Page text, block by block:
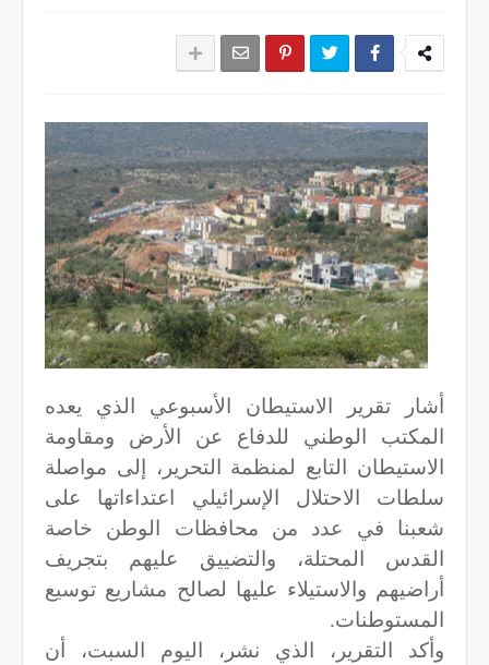
أشار تقرير الاستيطان الأسبوعي الذي يعده
المكتب الوطني للدفاع عن الأرض ومقاومة
الاستيطان التابع لمنظمة التحرير، إلى مواصلة
سلطات الاحتلال الإسرائيلي اعتداءاتها على
شعبنا في عدد من محافظات الوطن خاصة
القدس المحتلة، والتضييق عليهم بتجريف
أراضيهم والاستيلاء عليها لصالح مشاريع توسيع
المستوطنات.
وأكد التقرير، الذي نشر، اليوم السبت، أن